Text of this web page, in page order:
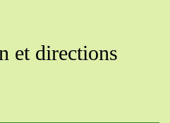
et directions